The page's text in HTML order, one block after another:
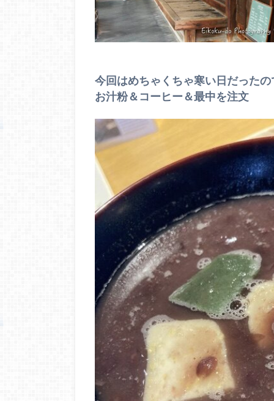
今回はめちゃくちゃ寒い日だったの
お汁粉＆コーヒー＆最中を注文